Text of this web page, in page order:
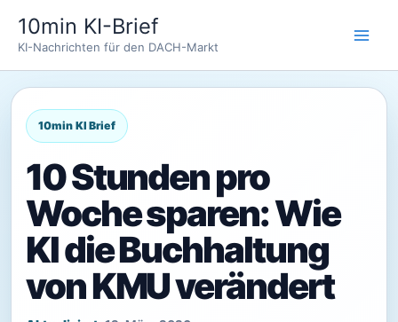
Inhalt
springen
10min KI-Brief
KI-Nachrichten für den DACH-Markt
10 Stunden pro
Woche sparen: Wie
KI die Buchhaltung
von KMU verändert